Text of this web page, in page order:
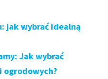
jak wybrać idealną
Jak wybrać
ogrodowych?